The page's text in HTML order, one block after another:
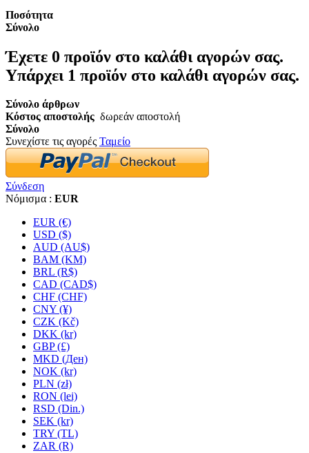
Ποσότητα
Σύνολο
Έχετε 0 προϊόν στο καλάθι αγορών σας.
Υπάρχει 1 προϊόν στο καλάθι αγορών σας.
Σύνολο άρθρων
Κόστος αποστολής δωρεάν αποστολή
Σύνολο
Συνεχίστε τις αγορές Ταμείο
Σύνδεση
Νόμισμα : EUR
EUR (€)
USD ($)
AUD (AU$)
BAM (KM)
BRL (R$)
CAD (CAD$)
CHF (CHF)
CNY (¥)
CZK (Kč)
DKK (kr)
GBP (£)
MKD (Ден)
NOK (kr)
PLN (zł)
RON (lei)
RSD (Din.)
SEK (kr)
TRY (TL)
ZAR (R)